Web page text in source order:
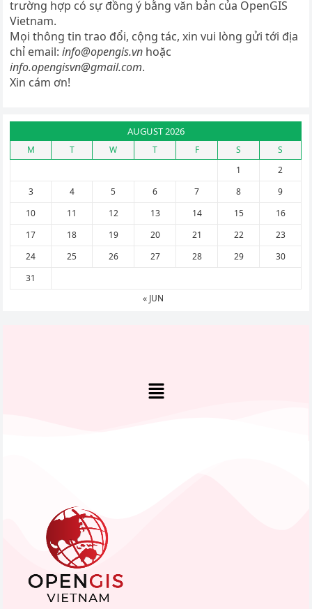
trường hợp có sự đồng ý bằng văn bản của OpenGIS
Vietnam.
Mọi thông tin trao đổi, cộng tác, xin vui lòng gửi tới địa
chỉ email:info@opengis.vn hoặc
info.opengisvn@gmail.com.
Xin cám ơn!
AUGUST 2026
M T W T F S
S
1
2
3
4 5 6 7 8
9
10
11 12 13 14 15
16
17
18 19 20 21 22
23
24
25 26 27 28 29
30
31
« JUN